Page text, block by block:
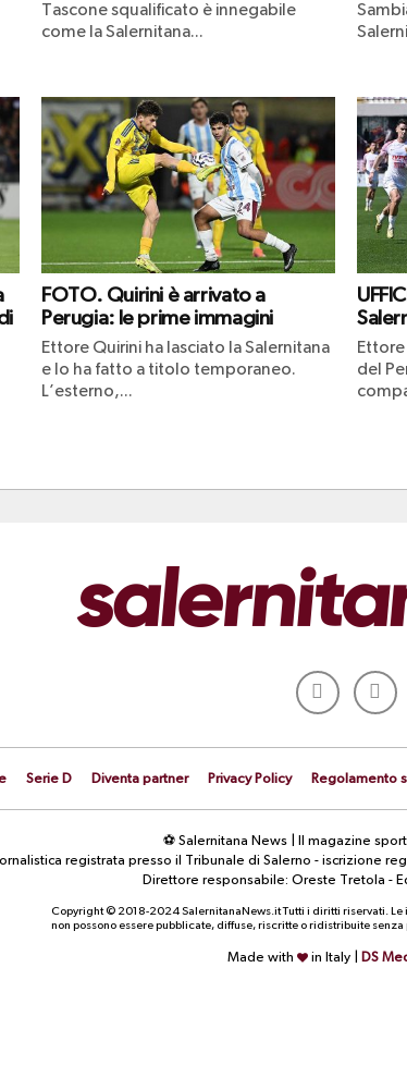
Tascone squalificato è innegabile
come la Salernitana...
FOTO. Quirini è arrivato a
Perugia: le prime immagini
Ettore Quirini ha lasciato la Salernitana
e lo ha fatto a titolo temporaneo.
L’esterno,...
del
Serie D Diventa partner Privacy Policy Regolamento
⚽ Salernitana News | Il magazine
registrata presso il Tribunale di Salerno -
Direttore responsabile: Oreste Tretola -
Copyright © 2018-2024 SalernitanaNews.it Tutti i diritti riservati.
non possono essere pubblicate, diffuse, riscritte o ridistribuite
Made with in Italy | DS